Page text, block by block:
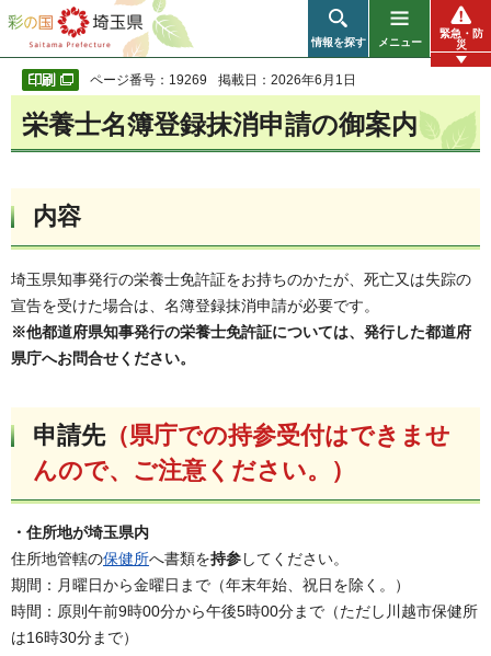
彩の国 埼玉県
情報を探す メニュー
緊急・防
災
ページ番号：19269 掲載日：2026年6月1日
栄養士名簿登録抹消申請の御案内
内容
埼玉県知事発行の栄養士免許証をお持ちのかたが、死亡又は失踪の
宣告を受けた場合は、名簿登録抹消申請が必要です。
※他都道府県知事発行の栄養士免許証については、発行した都道府
県庁へお問合せください。
申請先（県庁での持参受付はできませ
んので、ご注意ください。）
・住所地が埼玉県内
住所地管轄の保健所へ書類を持参してください。
期間：月曜日から金曜日まで（年末年始、祝日を除く。）
時間：原則午前9時00分から午後5時00分まで（ただし川越市保健所
は16時30分まで）